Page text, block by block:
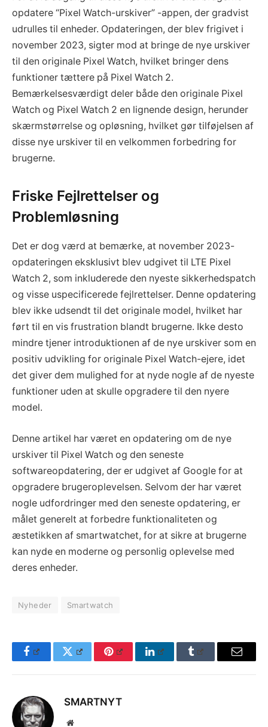
opdatere “Pixel Watch-urskiver” -appen, der gradvist
udrulles til enheder. Opdateringen, der blev frigivet i
november 2023, sigter mod at bringe de nye urskiver
til den originale Pixel Watch, hvilket bringer dens
funktioner tættere på Pixel Watch 2.
Bemærkelsesværdigt deler både den originale Pixel
Watch og Pixel Watch 2 en lignende design, herunder
skærmstørrelse og opløsning, hvilket gør tilføjelsen af
disse nye urskiver til en velkommen forbedring for
brugerne.
Friske Fejlrettelser og
Problemløsning
Det er dog værd at bemærke, at november 2023-
opdateringen eksklusivt blev udgivet til LTE Pixel
Watch 2, som inkluderede den nyeste sikkerhedspatch
og visse uspecificerede fejlrettelser. Denne opdatering
blev ikke udsendt til det originale model, hvilket har
ført til en vis frustration blandt brugerne. Ikke desto
mindre tjener introduktionen af de nye urskiver som en
positiv udvikling for originale Pixel Watch-ejere, idet
det giver dem mulighed for at nyde nogle af de nyeste
funktioner uden at skulle opgradere til den nyere
model.
Denne artikel har været en opdatering om de nye
urskiver til Pixel Watch og den seneste
softwareopdatering, der er udgivet af Google for at
opgradere brugeroplevelsen. Selvom der har været
nogle udfordringer med den seneste opdatering, er
målet generelt at forbedre funktionaliteten og
æstetikken af smartwatchet, for at sikre at brugerne
kan nyde en moderne og personlig oplevelse med
deres enheder.
Nyheder Smartwatch
FacebookTwitter Pinterest LinkedInTumblr Email
SMARTNYT
Website